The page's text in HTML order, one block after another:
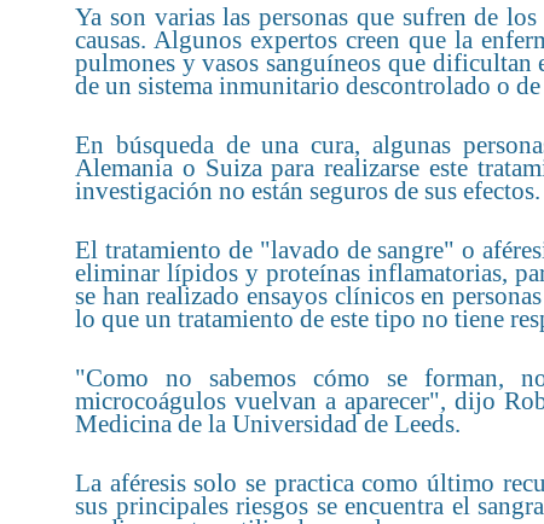
Ya son varias las personas que sufren de
causas. Algunos expertos creen que la
pulmones y vasos sanguíneos que
de un sistema inmunitario descontrolado o
En búsqueda de una cura, algunas
Alemania o Suiza para realizarse este
investigación no están seguros de sus efectos.
El tratamiento de "lavado de sangre" o
eliminar lípidos y proteínas inflamatorias,
se han realizado ensayos clínicos en
lo que un tratamiento de este tipo no tiene
"Como no sabemos cómo se forman,
microcoágulos vuelvan a aparecer", dijo
Medicina de la Universidad de Leeds.
La aféresis solo se practica como último
sus principales riesgos se encuentra el